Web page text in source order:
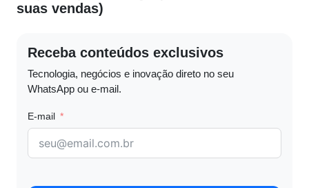
suas vendas)
Receba conteúdos exclusivos
Tecnologia, negócios e inovação direto no seu
WhatsApp ou e-mail.
E-mail